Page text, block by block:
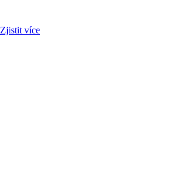
Zjistit více